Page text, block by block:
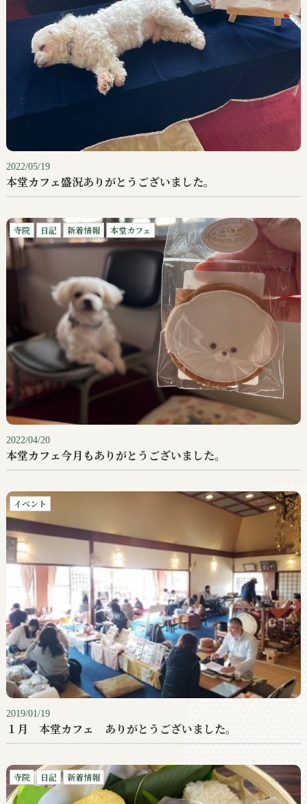
2022/05/19
本堂カフェ盛況ありがとうございました。
寺院 日記 新着情報 本堂カフェ
2022/04/20
本堂カフェ今月もありがとうございました。
イベント
2019/01/19
１月 本堂カフェ ありがとうございました。
寺院 日記 新着情報